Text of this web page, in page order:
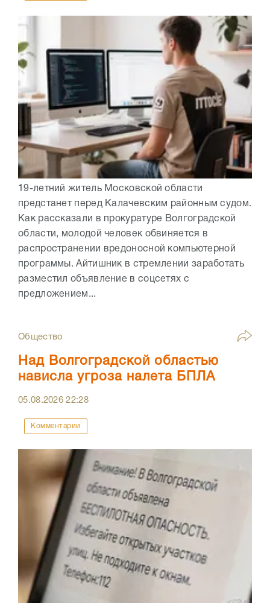
19-летний житель Московской области
предстанет перед Калачевским районным судом.
Как рассказали в прокуратуре Волгоградской
области, молодой человек обвиняется в
распространении вредоносной компьютерной
программы. Айтишник в стремлении заработать
разместил объявление в соцсетях с
предложением...
Общество
Над Волгоградской областью
нависла угроза налета БПЛА
05.08.202622:28
Комментарии